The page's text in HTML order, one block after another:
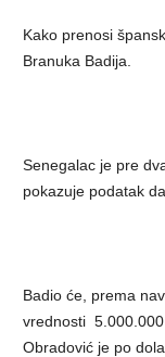
i
Kako prenosi
Branuka Badija.
Senegalac je pre
pokazuje podatak
Badio će, prema
vrednosti
Obradović je po